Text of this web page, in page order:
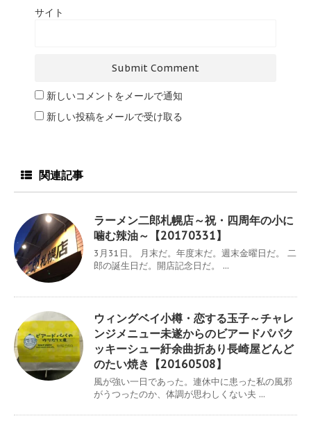
サイト
新しいコメントをメールで通知
新しい投稿をメールで受け取る
関連記事
ラーメン二郎札幌店～祝・四周年の小に
噛む辣油～【20170331】
3月31日。 月末だ。年度末だ。週末金曜日だ。 二
郎の誕生日だ。開店記念日だ。 ...
ウィングベイ小樽・恋する玉子～チャレ
ンジメニュー未遂からのビアードパパク
ッキーシュー紆余曲折あり長崎屋どんど
のたい焼き【20160508】
風が強い一日であった。連休中に患った私の風邪
がうつったのか、体調が思わしくない夫 ...